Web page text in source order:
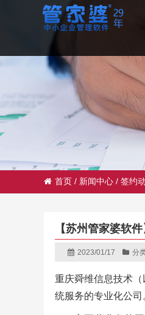
首页 / 新闻中心 / 签约
【苏州管家婆软
2023/01/17 分
重庆舜维信息技术
统服务的专业化公司